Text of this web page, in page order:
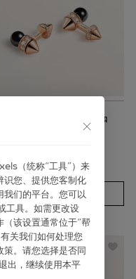
CLASH DE CARTIER系列袖扣
￥182,000
探 索
品
（统称“⼯具”）来
识您、提供您客制化
我们的平台。您可以
⼯具。如需更改设
（该设置通常位于“帮
关我们如何处理您
策。请您选择是否同
出，继续使⽤本平